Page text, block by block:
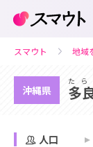
スマウト 地域
沖縄県
たら
多
人口